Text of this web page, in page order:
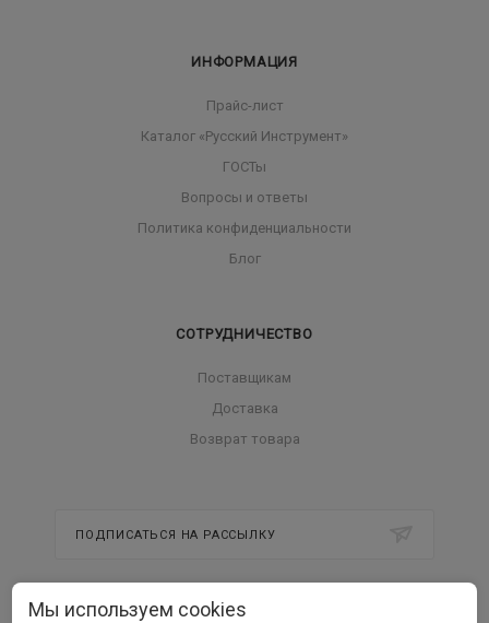
ИНФОРМАЦИЯ
Прайс-лист
Каталог «Русский Инструмент»
ГОСТы
Вопросы и ответы
Политика конфиденциальности
Блог
СОТРУДНИЧЕСТВО
Поставщикам
Доставка
Возврат товара
ПОДПИСАТЬСЯ НА РАССЫЛКУ
8 800 350 56 58
Мы используем cookies